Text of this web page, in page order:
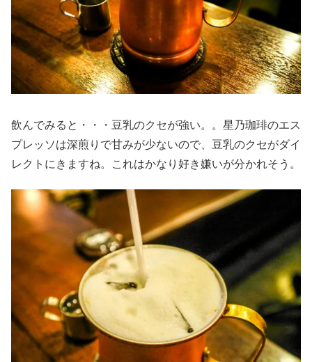
飲んでみると・・・豆乳のクセが強い。。星乃珈琲のエス
プレッソは深煎りで甘みが少ないので、豆乳のクセがダイ
レクトにきますね。これはかなり好き嫌いが分かれそう。